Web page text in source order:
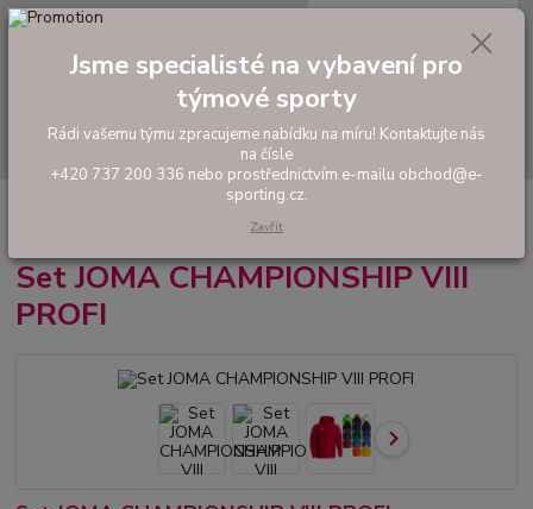
Hledat
tel: +420 737 200 336
0,00 Kč
Hráčské sety a soupravy
Set JOMA CHAMPIONSHIP VIII
PROFI
Jsme specialisté na vybavení pro
týmové sporty
Rádi vašemu týmu zpracujeme nabídku na míru! Kontaktujte nás
na čísle
+420 737 200 336 nebo prostřednictvím e-mailu obchod@e-
sporting.cz.
Zavřít